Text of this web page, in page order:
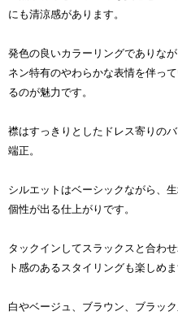
にも清涼感があります。
発色の良いカラーリングでありな
ネン特有のやわらかな表情を伴っ
るのが魅力です。
襟はすっきりとしたドレス寄りの
端正。
シルエットはベーシックながら、
個性が出る仕上がりです。
タックインしてスラックスと合わ
ト感のあるスタイリングも楽しめま
白やベージュ、ブラウン、ブラッ